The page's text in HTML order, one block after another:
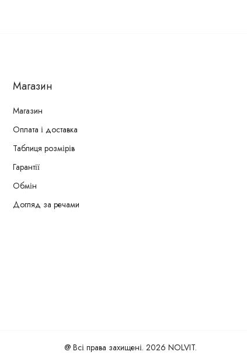
Магазин
Магазин
Оплата і доставка
Таблиця розмірів
Гарантії
Обмін
Догляд за речами
@ Всі права захищені. 2026 NOLVIT.